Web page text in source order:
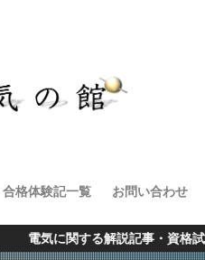
合格体験記一覧 お問い合わせ
する解説記事・資格試験に関する